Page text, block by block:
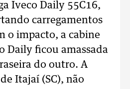
Iveco Daily 55C16,
carregamentos
o impacto, a cabine
Daily ficou amassada
do outro. A
Itajaí (SC), não